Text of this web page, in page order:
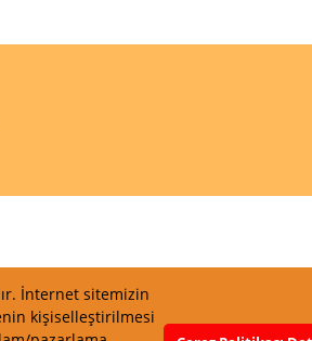
İnternet sitemizin
kişiselleştirilmesi